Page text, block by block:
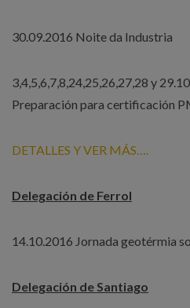
30.09.2016 Noite da Industria
3,4,5,6,7,8,24,25,26,27,28 y
Preparación para certificación
DETALLES Y VER MÁS….
Delegación de Ferrol
14.10.2016 Jornada geotérmia
Delegación de Santiago